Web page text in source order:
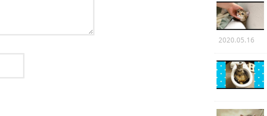
2020.05.16